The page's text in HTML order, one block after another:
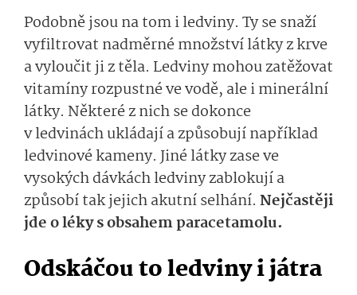
Podobně jsou na tom i ledviny. Ty se snaží
vyfiltrovat nadměrné množství látky z krve
a vyloučit ji z těla. Ledviny mohou zatěžovat
vitamíny rozpustné ve vodě, ale i minerální
látky. Některé z nich se dokonce
v ledvinách ukládají a způsobují například
ledvinové kameny. Jiné látky zase ve
vysokých dávkách ledviny zablokují a
způsobí tak jejich akutní selhání. Nejčastěji
jde o léky s obsahem paracetamolu.
Odskáčou to ledviny i játra